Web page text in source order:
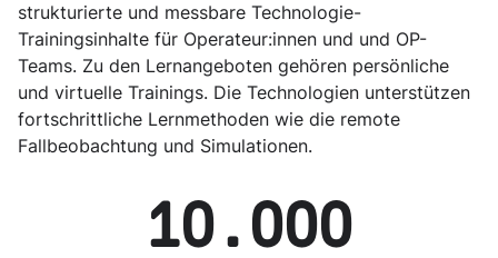
strukturierte und messbare Technologie-
Trainingsinhalte für Operateur:innen und und OP-
Teams. Zu den Lernangeboten gehören persönliche
und virtuelle Trainings. Die Technologien unterstützen
fortschrittliche Lernmethoden wie die remote
Fallbeobachtung und Simulationen.
10.000